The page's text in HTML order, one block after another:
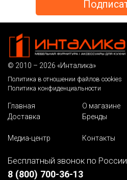
© 2010 – 2026 «Инталика»
Политика в отношении файлов cookies
Политика конфиденциальности
Главная О магазине
Доставка
Бренды
Медиа-центр
Контакты
Бесплатный звонок по России
8 (800) 700-36-13